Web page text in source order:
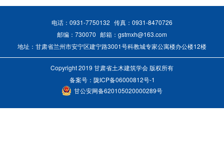
电话：0931-7750132 传真：0931-8470726
邮编：730070 邮箱：gstmxh@163.com
地址：甘肃省兰州市安宁区建宁路3001号科教城专家公寓楼办公楼12楼
Copyright 2019 甘肃省土木建筑学会 版权所有
备案号： 陇ICP备06000812号-1
甘公安网备620105020000289号